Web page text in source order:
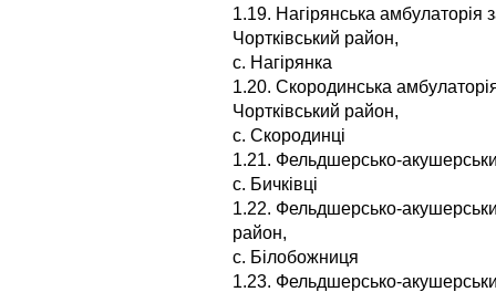
1.19. Нагірянська амбулаторія
Чортківський район,
с. Нагірянка
1.20. Скородинська
Чортківський район,
с. Скородинці
1.21. Фельдшерсько-
с. Бичківці
1.22. Фельдшерсько-
район,
с. Білобожниця
1.23. Фельдшерсько-